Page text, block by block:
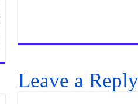
Leave a Reply